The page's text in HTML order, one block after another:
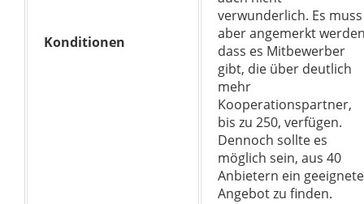
Konditionen
verwunderlich. Es muss
aber angemerkt
dass es Mitbewerber
gibt, die über deutlich
mehr
Kooperationspartner,
bis zu 250, verfügen.
Dennoch sollte es
möglich sein, aus 40
Anbietern ein
Angebot zu finden.